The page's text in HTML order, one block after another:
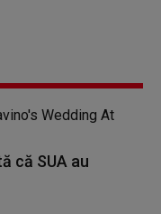
că SUA au